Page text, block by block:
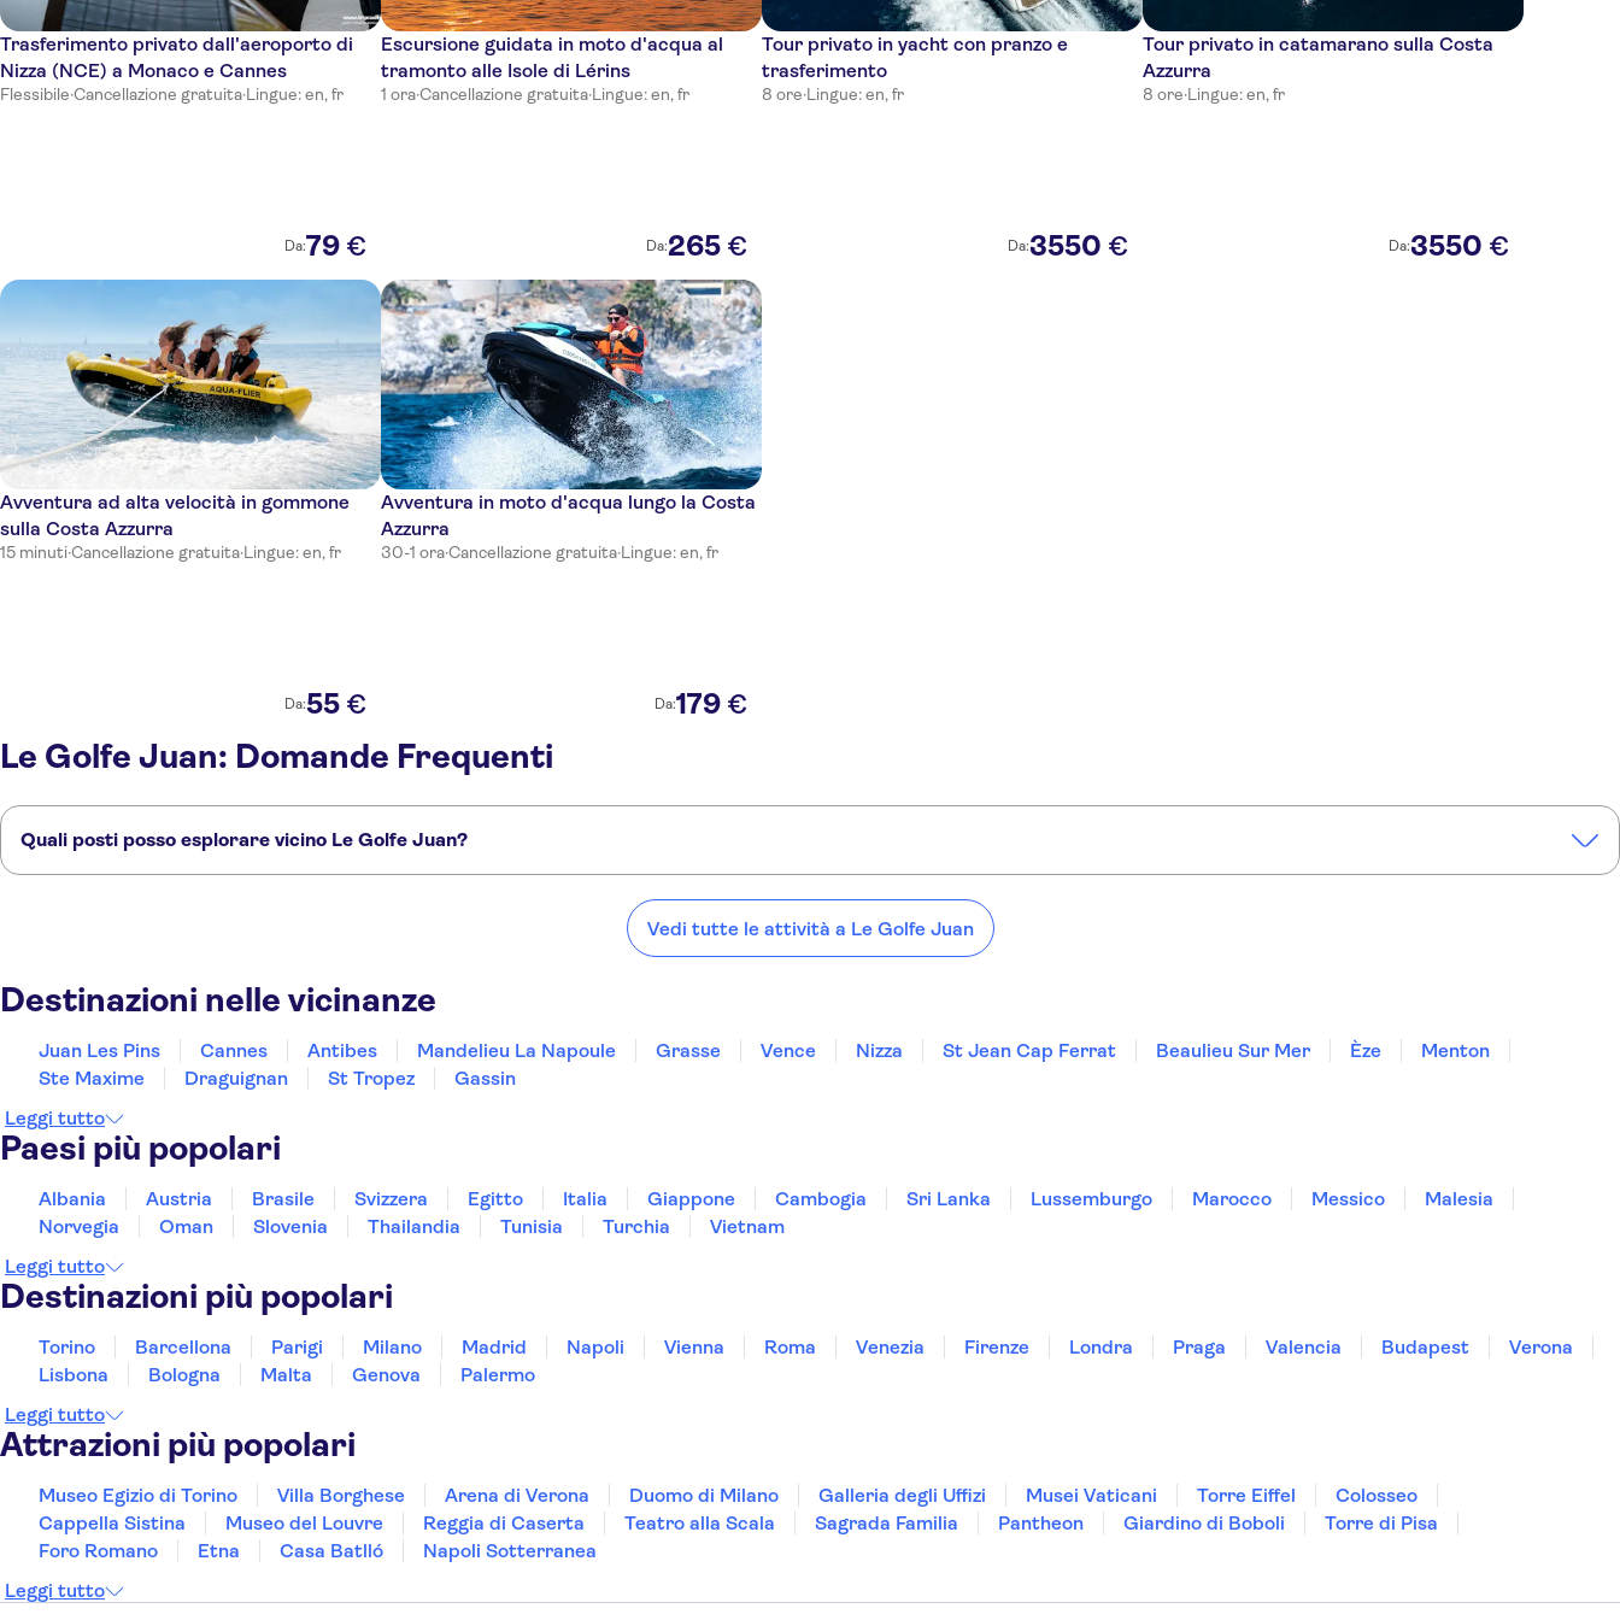
Trasferimento privato dall'aeroporto di
Nizza (NCE) a Monaco e Cannes
Flessibile·Cancellazione gratuita·Lingue: en, fr
Da:79 €
Escursione guidata in moto d'acqua al
tramonto alle Isole di Lérins
1 ora·Cancellazione gratuita·Lingue: en, fr
Da:265 €
Tour privato in yacht con pranzo e
trasferimento
8 ore·Lingue: en, fr
Da:3550 €
Tour privato in catamarano sulla Costa
Azzurra
8 ore·Lingue: en, fr
Da:3550 €
Avventura ad alta velocità in gommone
sulla Costa Azzurra
15 minuti·Cancellazione gratuita·Lingue: en, fr
Da:55 €
Avventura in moto d'acqua lungo la Costa
Azzurra
30-1 ora·Cancellazione gratuita·Lingue: en, fr
Da:179 €
Le Golfe Juan: Domande Frequenti
Quali posti posso esplorare vicino Le Golfe Juan?
Vedi tutte le attività a Le Golfe Juan
Destinazioni nelle vicinanze
Juan Les Pins Cannes Antibes Mandelieu La Napoule Grasse Vence Nizza St Jean Cap Ferrat Beaulieu Sur Mer Èze
Menton
Ste Maxime
Draguignan St Tropez
Gassin
Leggi tutto
Paesi più popolari
Albania Austria Brasile Svizzera Egitto Italia Giappone Cambogia Sri Lanka Lussemburgo Marocco Messico
Malesia
Norvegia
Oman Slovenia Thailandia Tunisia Turchia
Vietnam
Leggi tutto
Destinazioni più popolari
Torino Barcellona Parigi Milano Madrid Napoli Vienna Roma Venezia Firenze Londra Praga Valencia Budapest
Verona
Lisbona
Bologna Malta Genova
Palermo
Leggi tutto
Attrazioni più popolari
Museo Egizio di Torino Villa Borghese Arena di Verona Duomo di Milano Galleria degli Uffizi Musei Vaticani Torre Eiffel
Colosseo
Cappella Sistina
Museo del Louvre Reggia di Caserta Teatro alla Scala Sagrada Familia Pantheon Giardino di Boboli
Torre di Pisa
Foro Romano
Etna Casa Batlló
Napoli Sotterranea
Leggi tutto